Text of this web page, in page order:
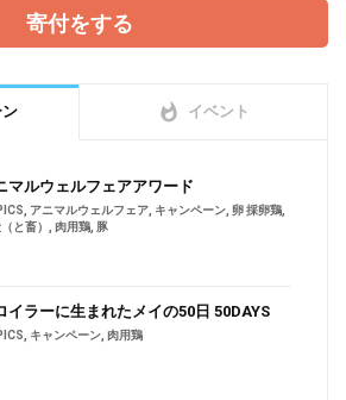
寄付をする
whatshot イベント
マルウェルフェアアワード
アニマルウェルフェア キャンペーン 卵 採卵鶏
と畜）
肉用鶏 豚
イラーに生まれたメイの50日 50DAYS
キャンペーン 肉用鶏